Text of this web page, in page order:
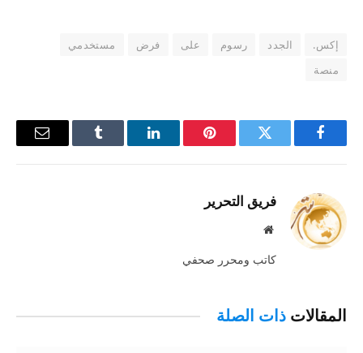
إكس. الجدد رسوم على فرض
مستخدمي
منصة
فيسبوك تويتر بينتيريستلينكدإن Tumblr
البريد
فريق التحرير
موقع
كاتب ومحرر صحفي
المقالات ذات الصلة